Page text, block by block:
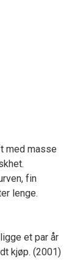
få
med masse
fin
lenge.
et par år
kjøp. (2001)